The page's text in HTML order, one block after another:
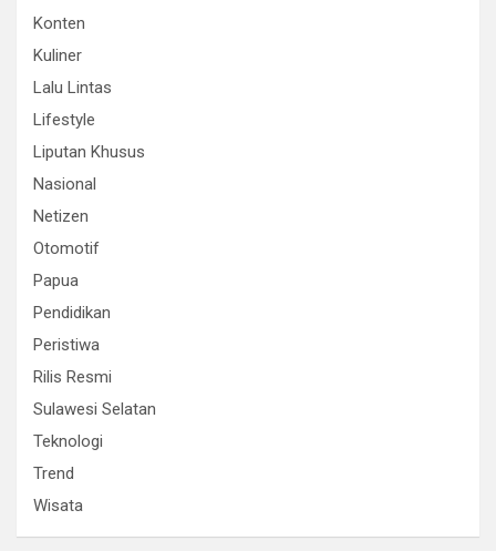
Konten
Kuliner
Lalu Lintas
Lifestyle
Liputan Khusus
Nasional
Netizen
Otomotif
Papua
Pendidikan
Peristiwa
Rilis Resmi
Sulawesi Selatan
Teknologi
Trend
Wisata